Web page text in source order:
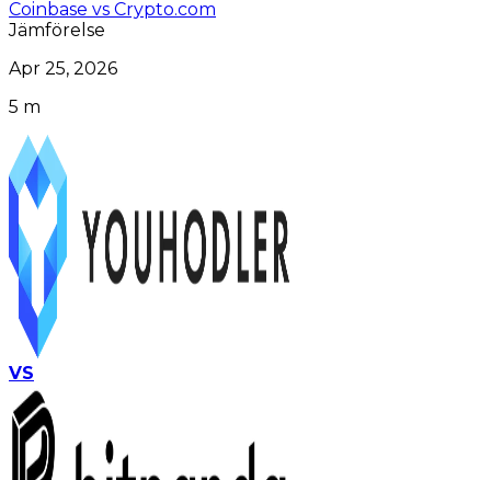
Coinbase vs Crypto.com
Jämförelse
Apr 25, 2026
5 m
VS